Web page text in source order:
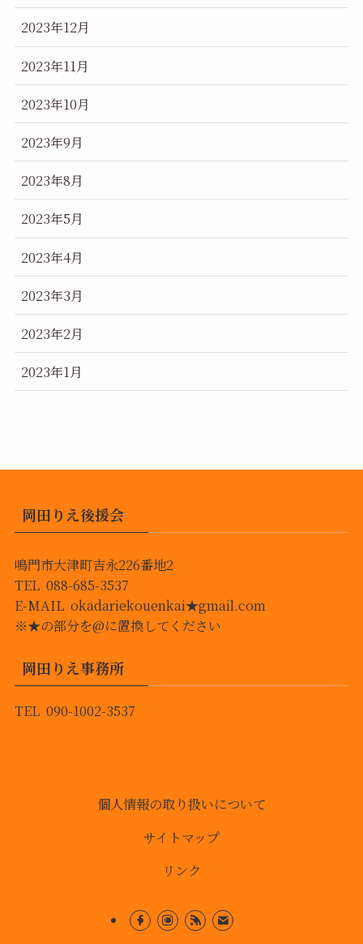
2023年12月
2023年11月
2023年10月
2023年9月
2023年8月
2023年5月
2023年4月
2023年3月
2023年2月
2023年1月
岡田りえ後援会
鳴門市大津町吉永226番地2
TEL 088-685-3537
E-MAIL okadariekouenkai★gmail.com
※★の部分を@に置換してください
岡田りえ事務所
TEL 090-1002-3537
個人情報の取り扱いについて
サイトマップ
リンク